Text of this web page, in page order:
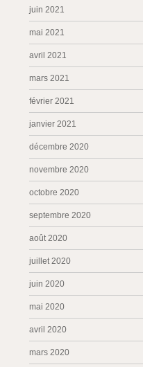
juin 2021
mai 2021
avril 2021
mars 2021
février 2021
janvier 2021
décembre 2020
novembre 2020
octobre 2020
septembre 2020
août 2020
juillet 2020
juin 2020
mai 2020
avril 2020
mars 2020